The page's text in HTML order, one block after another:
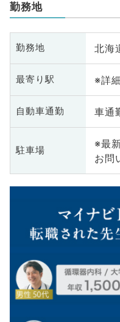
勤務地
勤務地 北海
最寄り駅 ※詳
自動車通勤 車通
駐車場
※最
お問